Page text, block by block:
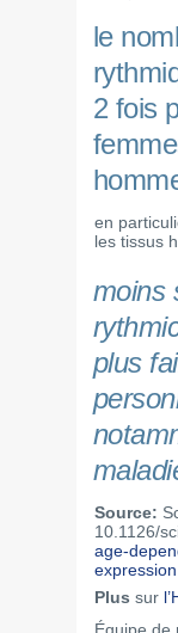
le
2 fois
en
les tissus
moins
plus
Source:
10.1126/
age-
Plus sur
Équipe de